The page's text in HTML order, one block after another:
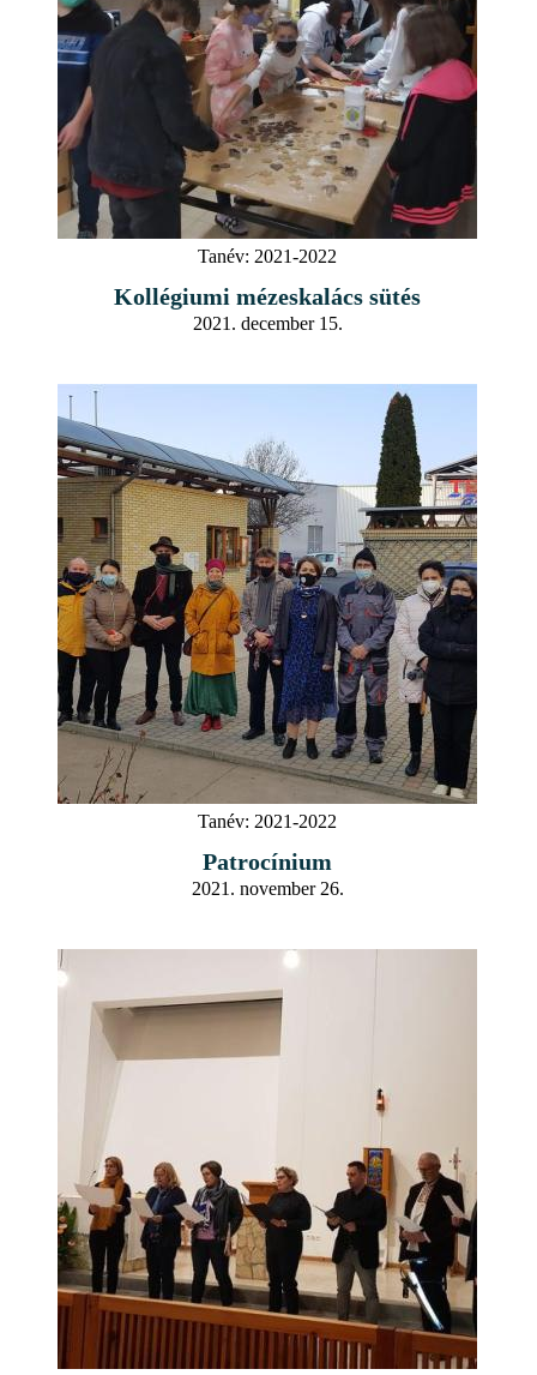
Tanév: 2021-2022
Kollégiumi mézeskalács sütés
2021. december 15.
Tanév: 2021-2022
Patrocínium
2021. november 26.